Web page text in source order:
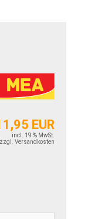
EUR
incl. 19 % MwSt.
zzgl. Versandkosten